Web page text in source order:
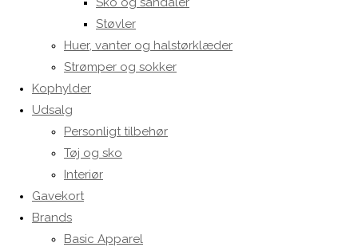
Støvler
Huer, vanter og halstørklæder
Strømper og sokker
Kophylder
Udsalg
Personligt tilbehør
Tøj og sko
Interiør
Gavekort
Brands
Basic Apparel